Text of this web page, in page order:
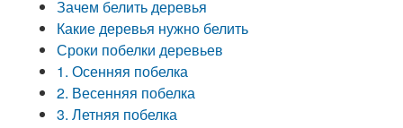
Зачем белить деревья
Какие деревья нужно белить
Сроки побелки деревьев
1. Осенняя побелка
2. Весенняя побелка
3. Летняя побелка